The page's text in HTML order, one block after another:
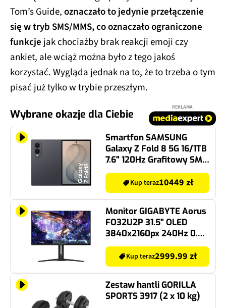
Tom’s Guide,oznaczało to jedynie przełączenie
się w tryb SMS/MMS, co oznaczało ograniczone
funkcje jak chociażby brak reakcji emoji czy
ankiet, ale wciąż można było z tego jakoś
korzystać. Wygląda jednak na to, że to trzeba o tym
pisać już tylko w trybie przeszłym.
Wybrane okazje dla Ciebie
REKLAMA
Smartfon SAMSUNG
Galaxy Z Fold 8 5G 16/1TB
7.6" 120Hz Grafitowy SM-
F971
Kup teraz10449 zł
Monitor GIGABYTE Aorus
FO32U2P 31.5" OLED
3840x2160px 240Hz 0.03
ms [GTG]
Kup teraz2999.99 zł
Zestaw hantli GORILLA
SPORTS 3917 (2 x 10 kg)